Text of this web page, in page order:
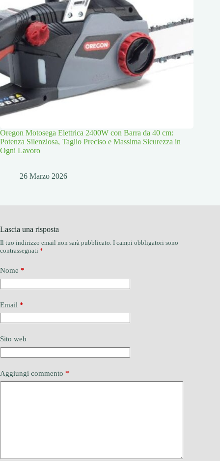
Oregon Motosega Elettrica 2400W con Barra da 40 cm:
Potenza Silenziosa, Taglio Preciso e Massima Sicurezza in
Ogni Lavoro
26 Marzo 2026
Lascia una risposta
Il tuo indirizzo email non sarà pubblicato. I campi obbligatori sono
contrassegnati *
Nome *
Email *
Sito web
Aggiungi commento *